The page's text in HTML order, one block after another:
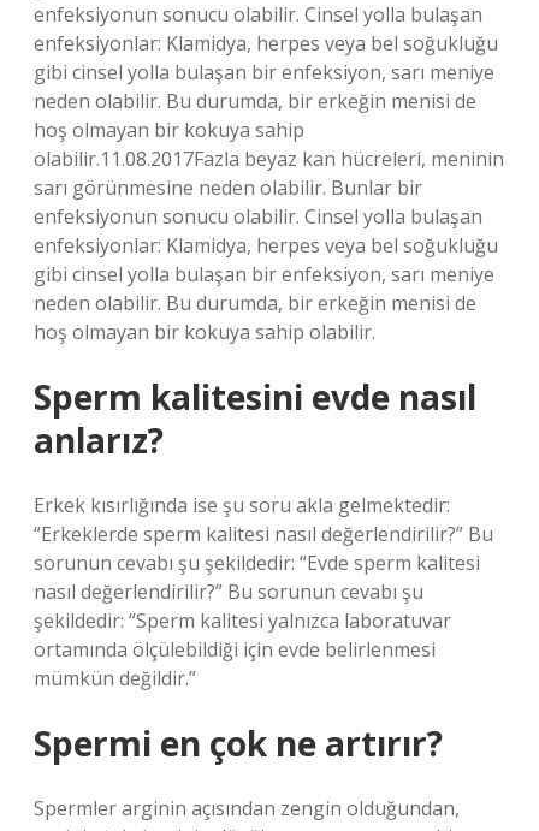
enfeksiyonun sonucu olabilir. Cinsel yolla bulaşan
enfeksiyonlar: Klamidya, herpes veya bel soğukluğu
gibi cinsel yolla bulaşan bir enfeksiyon, sarı meniye
neden olabilir. Bu durumda, bir erkeğin menisi de
hoş olmayan bir kokuya sahip
olabilir.11.08.2017Fazla beyaz kan hücreleri, meninin
sarı görünmesine neden olabilir. Bunlar bir
enfeksiyonun sonucu olabilir. Cinsel yolla bulaşan
enfeksiyonlar: Klamidya, herpes veya bel soğukluğu
gibi cinsel yolla bulaşan bir enfeksiyon, sarı meniye
neden olabilir. Bu durumda, bir erkeğin menisi de
hoş olmayan bir kokuya sahip olabilir.
Sperm kalitesini evde nasıl
anlarız?
Erkek kısırlığında ise şu soru akla gelmektedir:
“Erkeklerde sperm kalitesi nasıl değerlendirilir?” Bu
sorunun cevabı şu şekildedir: “Evde sperm kalitesi
nasıl değerlendirilir?” Bu sorunun cevabı şu
şekildedir: “Sperm kalitesi yalnızca laboratuvar
ortamında ölçülebildiği için evde belirlenmesi
mümkün değildir.”
Spermi en çok ne artırır?
Spermler arginin açısından zengin olduğundan,